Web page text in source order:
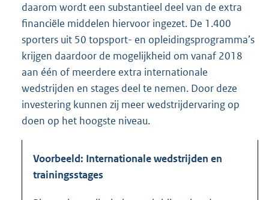
daarom wordt een substantieel deel van de extra
financiële middelen hiervoor ingezet. De 1.400
sporters uit 50 topsport- en opleidingsprogramma’s
krijgen daardoor de mogelijkheid om vanaf 2018
aan één of meerdere extra internationale
wedstrijden en stages deel te nemen. Door deze
investering kunnen zij meer wedstrijdervaring op
doen op het hoogste niveau.
Voorbeeld: Internationale wedstrijden en
trainingsstages